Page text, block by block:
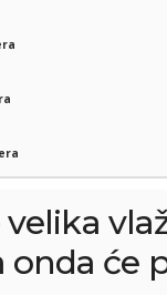
velika
onda će